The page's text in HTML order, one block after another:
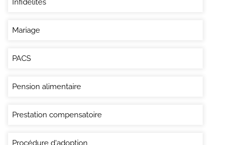
Infidélités
Mariage
PACS
Pension alimentaire
Prestation compensatoire
Procédure d'adoption